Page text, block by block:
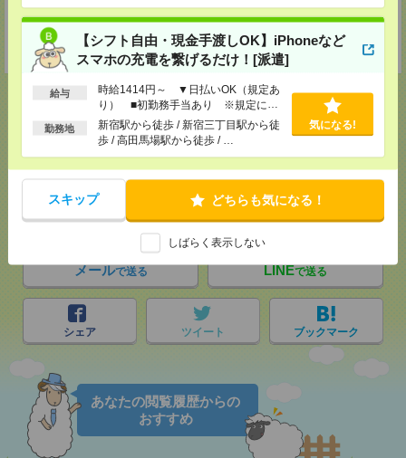
【シフト自由・現金手渡しOK】iPhoneなど
スマホの充電を繋げるだけ！[派遣]
給与
時給1414円～ ▼日払いOK（規定あ
り） ■初勤務手当あり ※規定によ
る
勤務地
新宿駅から徒歩 / 新宿三丁目駅から徒
歩 / 高田馬場駅から徒歩 / …
気になる!
スキップ どちらも気になる！
しばらく表示しない
TEL：0120-921-871
MAIL：worker@nissonet.co.jp
担当：採用担当者
受付可能日時：9:30-19:00 ※電話受付時間⇒9:30-21:00
応募ページへ
気になる！
メールで送る LINEで送る
シェア ツイート ブックマーク
あなたの閲覧履歴からの
おすすめ